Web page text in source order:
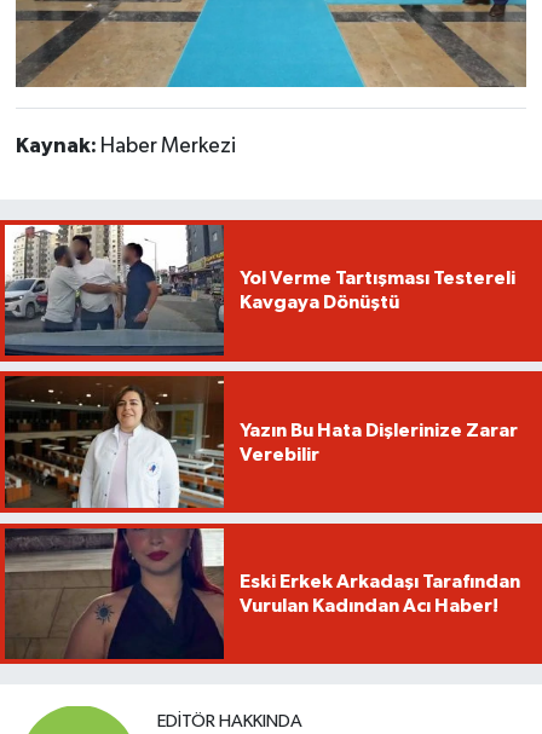
Kaynak: Haber Merkezi
Yol Verme Tartışması Testereli
Kavgaya Dönüştü
Yazın Bu Hata Dişlerinize Zarar
Verebilir
Eski Erkek Arkadaşı Tarafından
Vurulan Kadından Acı Haber!
EDITÖR HAKKINDA